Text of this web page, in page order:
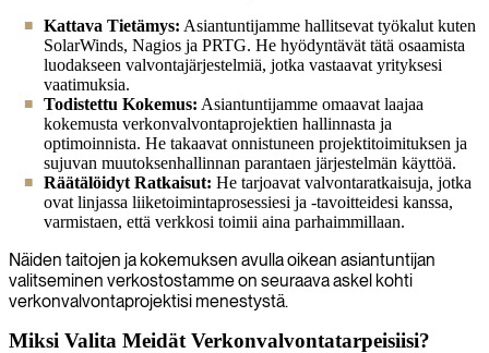
Kattava Tietämys: Asiantuntijamme hallitsevat työkalut kuten
SolarWinds, Nagios ja PRTG. He hyödyntävät tätä osaamista
luodakseen valvontajärjestelmiä, jotka vastaavat yrityksesi
vaatimuksia.
Todistettu Kokemus: Asiantuntijamme omaavat laajaa
kokemusta verkonvalvontaprojektien hallinnasta ja
optimoinnista. He takaavat onnistuneen projektitoimituksen ja
sujuvan muutoksenhallinnan parantaen järjestelmän käyttöä.
Räätälöidyt Ratkaisut: He tarjoavat valvontaratkaisuja, jotka
ovat linjassa liiketoimintaprosessiesi ja -tavoitteidesi kanssa,
varmistaen, että verkkosi toimii aina parhaimmillaan.
Näiden taitojen ja kokemuksen avulla oikean asiantuntijan
valitseminen verkostostamme on seuraava askel kohti
verkonvalvontaprojektisi menestystä.
Miksi Valita Meidät Verkonvalvontatarpeisiisi?